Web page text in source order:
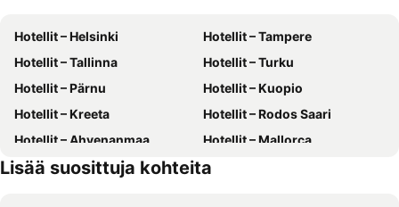
Hotellit – Helsinki
Hotellit – Tampere
Hotellit – Tallinna
Hotellit – Turku
Hotellit – Pärnu
Hotellit – Kuopio
Hotellit – Kreeta
Hotellit – Rodos Saari
Hotellit – Ahvenanmaa
Hotellit – Mallorca
Hotellit – Gran Canaria
Hotellit – Phuket
Lisää suosittuja kohteita